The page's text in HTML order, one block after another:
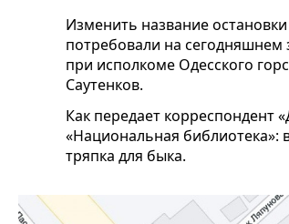
Изменить название
потребовали на сегодняшнем
при исполкоме Одесского
Саутенков.
Как передает корреспондент
«Национальная библиотека»:
тряпка для быка.